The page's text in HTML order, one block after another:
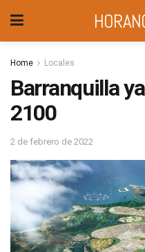
Home Locales
Barranquilla
2100
2 de febrero de 2022